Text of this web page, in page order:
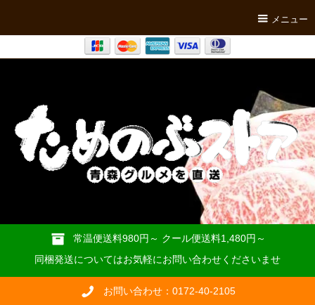
メニュー
常温便送料980円～ クール便送料1,480円～
同梱発送についてはお気軽にお問い合わせくださいませ
お問い合わせ：0172-40-2105